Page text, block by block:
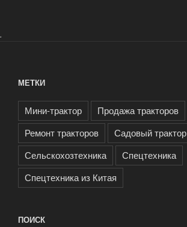
.
МЕТКИ
Мини-трактор
Продажа тракторов
Ремонт тракторов
Садовый трактор
Сельскохозтехника
Спецтехника
Спецтехника из Китая
ПОИСК